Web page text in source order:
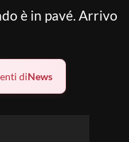
è in pavé. Arrivo
diNews